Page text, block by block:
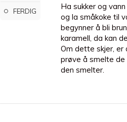
FERDIG
Ha sukker og
og la småkoke til
begynner å bli
karamell, da kan
Om dette skjer, er
prøve å smelte de
den smelter.